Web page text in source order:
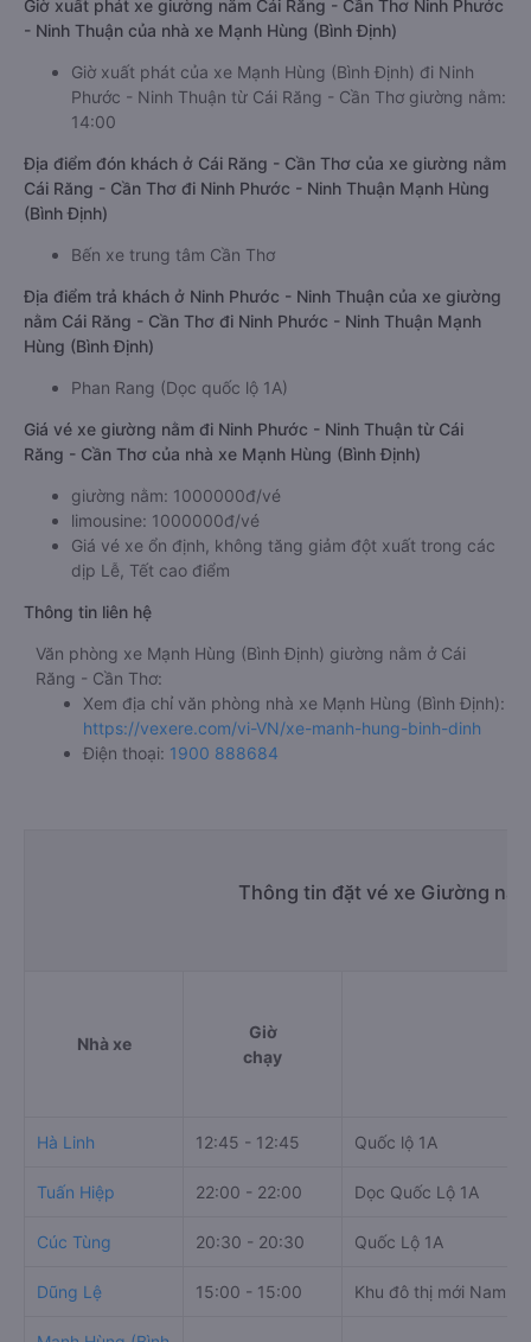
Giờ xuất phát xe giường nằm Cái Răng - Cần Thơ Ninh Phước
- Ninh Thuận của nhà xe Mạnh Hùng (Bình Định)
Giờ xuất phát của xe Mạnh Hùng (Bình Định) đi Ninh
Phước - Ninh Thuận từ Cái Răng - Cần Thơ giường nằm:
14:00
Địa điểm đón khách ở Cái Răng - Cần Thơ của xe giường nằm
Cái Răng - Cần Thơ đi Ninh Phước - Ninh Thuận Mạnh Hùng
(Bình Định)
Bến xe trung tâm Cần Thơ
Địa điểm trả khách ở Ninh Phước - Ninh Thuận của xe giường
nằm Cái Răng - Cần Thơ đi Ninh Phước - Ninh Thuận Mạnh
Hùng (Bình Định)
Phan Rang (Dọc quốc lộ 1A)
Giá vé xe giường nằm đi Ninh Phước - Ninh Thuận từ Cái
Răng - Cần Thơ của nhà xe Mạnh Hùng (Bình Định)
giường nằm: 1000000đ/vé
limousine: 1000000đ/vé
Giá vé xe ổn định, không tăng giảm đột xuất trong các
dịp Lễ, Tết cao điểm
Thông tin liên hệ
Văn phòng xe Mạnh Hùng (Bình Định) giường nằm ở Cái
Răng - Cần Thơ:
Xem địa chỉ văn phòng nhà xe Mạnh Hùng (Bình Định):
https://vexere.com/vi-VN/xe-manh-hung-binh-dinh
Điện thoại: 1900 888684
Thông tin đặt vé xe Giường
Nhà xe
Giờ
chạy
Hà Linh 12:45 - 12:45 Quốc lộ 1A
Tuấn Hiệp 22:00 - 22:00 Dọc Quốc Lộ 1A
Cúc Tùng 20:30 - 20:30 Quốc Lộ 1A
Dũng Lệ 15:00 - 15:00 Khu đô thị mới Nam